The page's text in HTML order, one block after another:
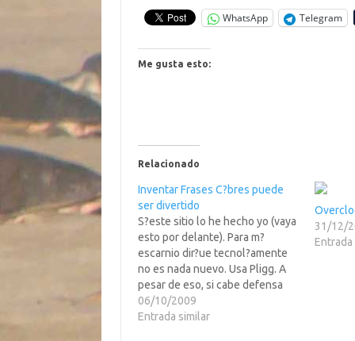
WhatsApp Telegram
Me gusta esto:
Relacionado
Inventar Frases C?bres puede
ser divertido
S?este sitio lo he hecho yo (vaya
esto por delante). Para m?
escarnio dir?ue tecnol?amente
no es nada nuevo. Usa Pligg. A
pesar de eso, si cabe defensa
alguna, creo sinceramente que
el inventillo es medio divertido y
06/10/2009
Entrada similar
31/12/
Entrada